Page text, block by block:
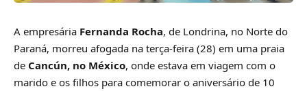
A empresária Fernanda Rocha, de Londrina, no Norte do
Paraná, morreu afogada na terça-feira (28) em uma praia
de Cancún, no México, onde estava em viagem com o
marido e os filhos para comemorar o aniversário de 10